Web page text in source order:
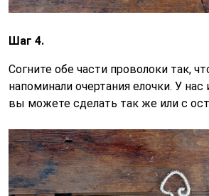
Шаг 4.
Согните обе части проволоки так,
напоминали очертания елочки. У
вы можете сделать так же или с